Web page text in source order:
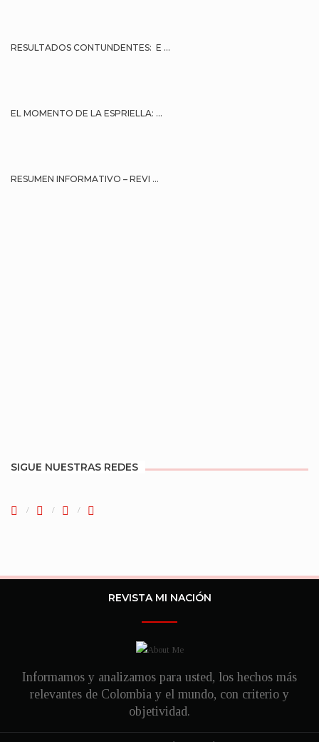
RESULTADOS CONTUNDENTES: E ...
EL MOMENTO DE LA ESPRIELLA: ...
RESUMEN INFORMATIVO – REVI ...
SIGUE NUESTRAS REDES
REVISTA MI NACIÓN
Informamos y analizamos para usted, los hechos más
relevantes de Colombia y el mundo, con criterio y
objetividad.